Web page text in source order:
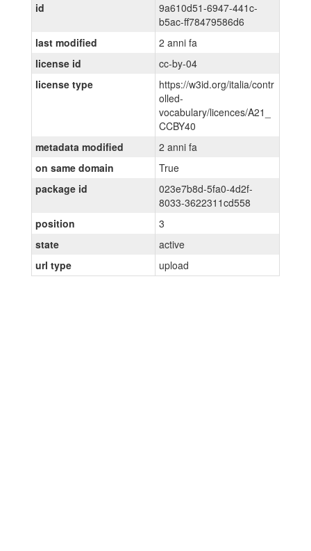
id
9a610d51-6947-441c-
b5ac-ff78479586d6
last modified
2 anni fa
license id
cc-by-04
license type
https://w3id.org/italia/contr
olled-
vocabulary/licences/A21_
CCBY40
metadata modified
2 anni fa
on same domain
True
package id
023e7b8d-5fa0-4d2f-
8033-3622311cd558
position
3
state
active
url type
upload